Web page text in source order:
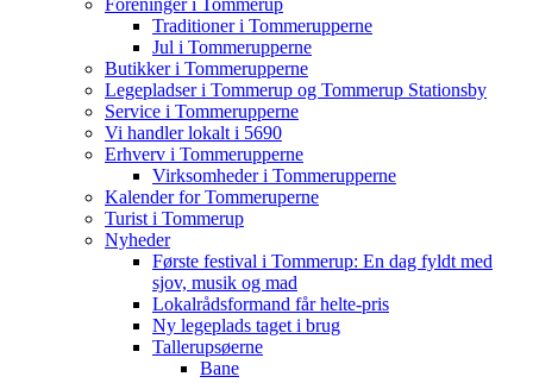
Traditioner i Tommerupperne
Jul i Tommerupperne
Butikker i Tommerupperne
Legepladser i Tommerup og Tommerup Stationsby
Service i Tommerupperne
Vi handler lokalt i 5690
Erhverv i Tommerupperne
Virksomheder i Tommerupperne
Kalender for Tommeruperne
Turist i Tommerup
Nyheder
Første festival i Tommerup: En dag fyldt med
sjov, musik og mad
Lokalrådsformand får helte-pris
Ny legeplads taget i brug
Tallerupsøerne
Bane